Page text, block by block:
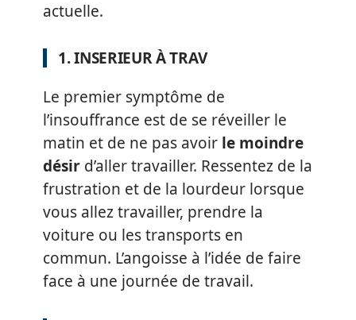
actuelle.
1. INSERIEUR À TRAV
Le premier symptôme de
l’insouffrance est de se réveiller le
matin et de ne pas avoir le moindre
désir d’aller travailler. Ressentez de la
frustration et de la lourdeur lorsque
vous allez travailler, prendre la
voiture ou les transports en
commun. L’angoisse à l’idée de faire
face à une journée de travail.